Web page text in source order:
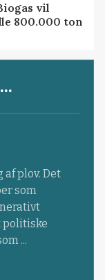
vil
800.000 ton
plov. Det
som
politiske
...